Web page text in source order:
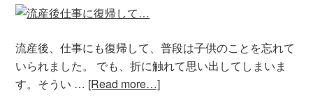
流産後、仕事にも復帰して、普段は子供のことを忘れて
いられました。 でも、折に触れて思い出してしまいま
す。そうい … [Read more…]